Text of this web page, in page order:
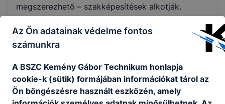
megszerezhető – szakképesítések alkotják.
A szakmai képzés befejezése után a képzésben
részt vevő akkreditált vizsgaközpontban képesítő
vizsgát tehet.
A sikeres képesítő vizsga eredményeként kiállított
képesítő bizonyítvány államilag elismert, önálló
végzettségi szintet nem biztosító szakképesítést
tanúsít.
Az Ön adatainak védelme fontos
számunkra
A BSZC Kemény Gábor Technikum honlapja
cookie-k (sütik) formájában információkat tárol az
Ön böngészésre használt eszközén, amely